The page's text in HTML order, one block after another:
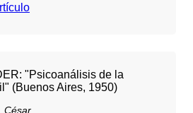
"Psicoanálisis de la
(Buenos Aires, 1950)
César